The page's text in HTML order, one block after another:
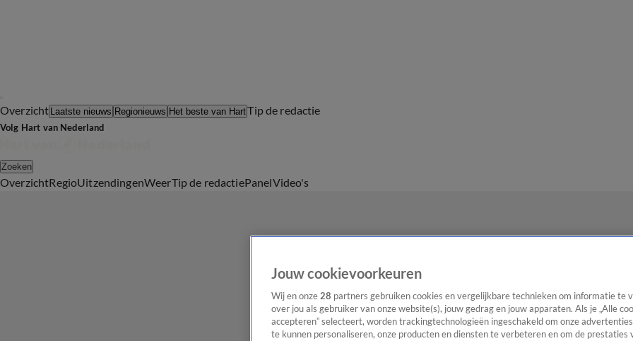
Overzicht Laatste nieuws Regionieuws Het beste van HartTip de redactie
Volg Hart van Nederland
Zoeken
OverzichtRegioUitzendingenWeerTip de redactiePanelVideo's
Jouw cookievoorkeuren
Wij en onze 28 partners gebruiken cookies en vergelijkbare technieken om informatie te
over jou als gebruiker van onze website(s), jouw gedrag en jouw apparaten. Als je „Alle
accepteren” selecteert, worden trackingtechnologieën ingeschakeld om onze
te kunnen personaliseren, onze producten en diensten te verbeteren en om de prestaties